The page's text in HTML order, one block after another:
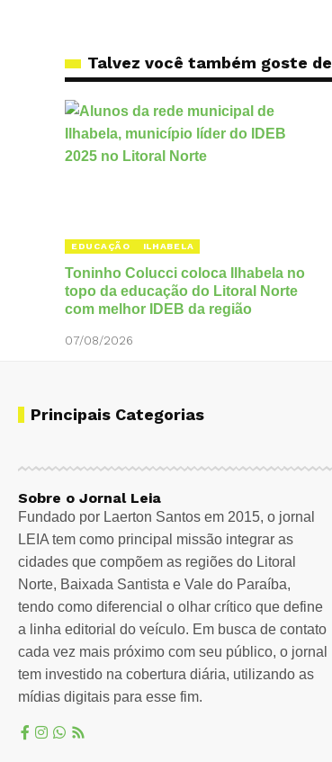
Talvez você também goste de
EDUCAÇÃO ILHABELA
Toninho Colucci coloca Ilhabela no
topo da educação do Litoral Norte
com melhor IDEB da região
07/08/2026
Principais Categorias
Sobre o Jornal Leia
Fundado por Laerton Santos em 2015, o jornal
LEIA tem como principal missão integrar as
cidades que compõem as regiões do Litoral
Norte, Baixada Santista e Vale do Paraíba,
tendo como diferencial o olhar crítico que define
a linha editorial do veículo. Em busca de contato
cada vez mais próximo com seu público, o jornal
tem investido na cobertura diária, utilizando as
mídias digitais para esse fim.